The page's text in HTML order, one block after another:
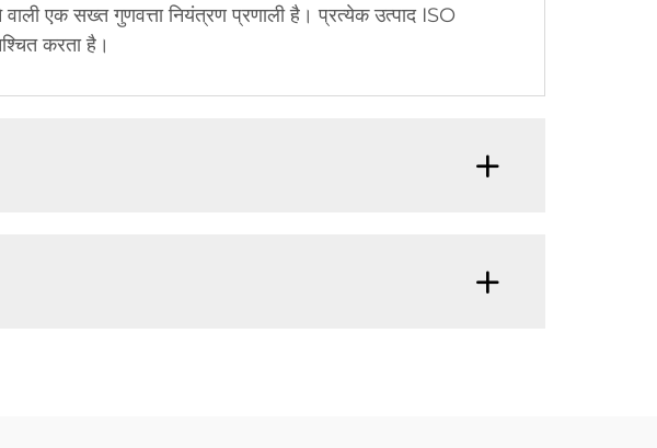
वाली एक सख्त गुणवत्ता नियंत्रण प्रणाली है। प्रत्येक उत्पाद ISO
करता है।